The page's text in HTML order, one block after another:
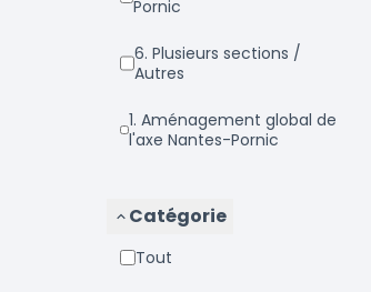
Pornic
6. Plusieurs sections /
Autres
1. Aménagement global de
l'axe Nantes-Pornic
Catégorie
Tout